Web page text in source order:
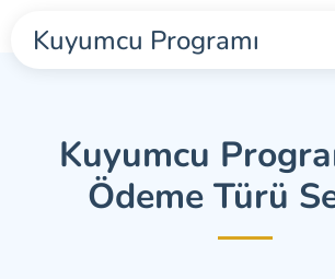
Kuyumcu Programı
Kuyumcu
Ödeme Türü